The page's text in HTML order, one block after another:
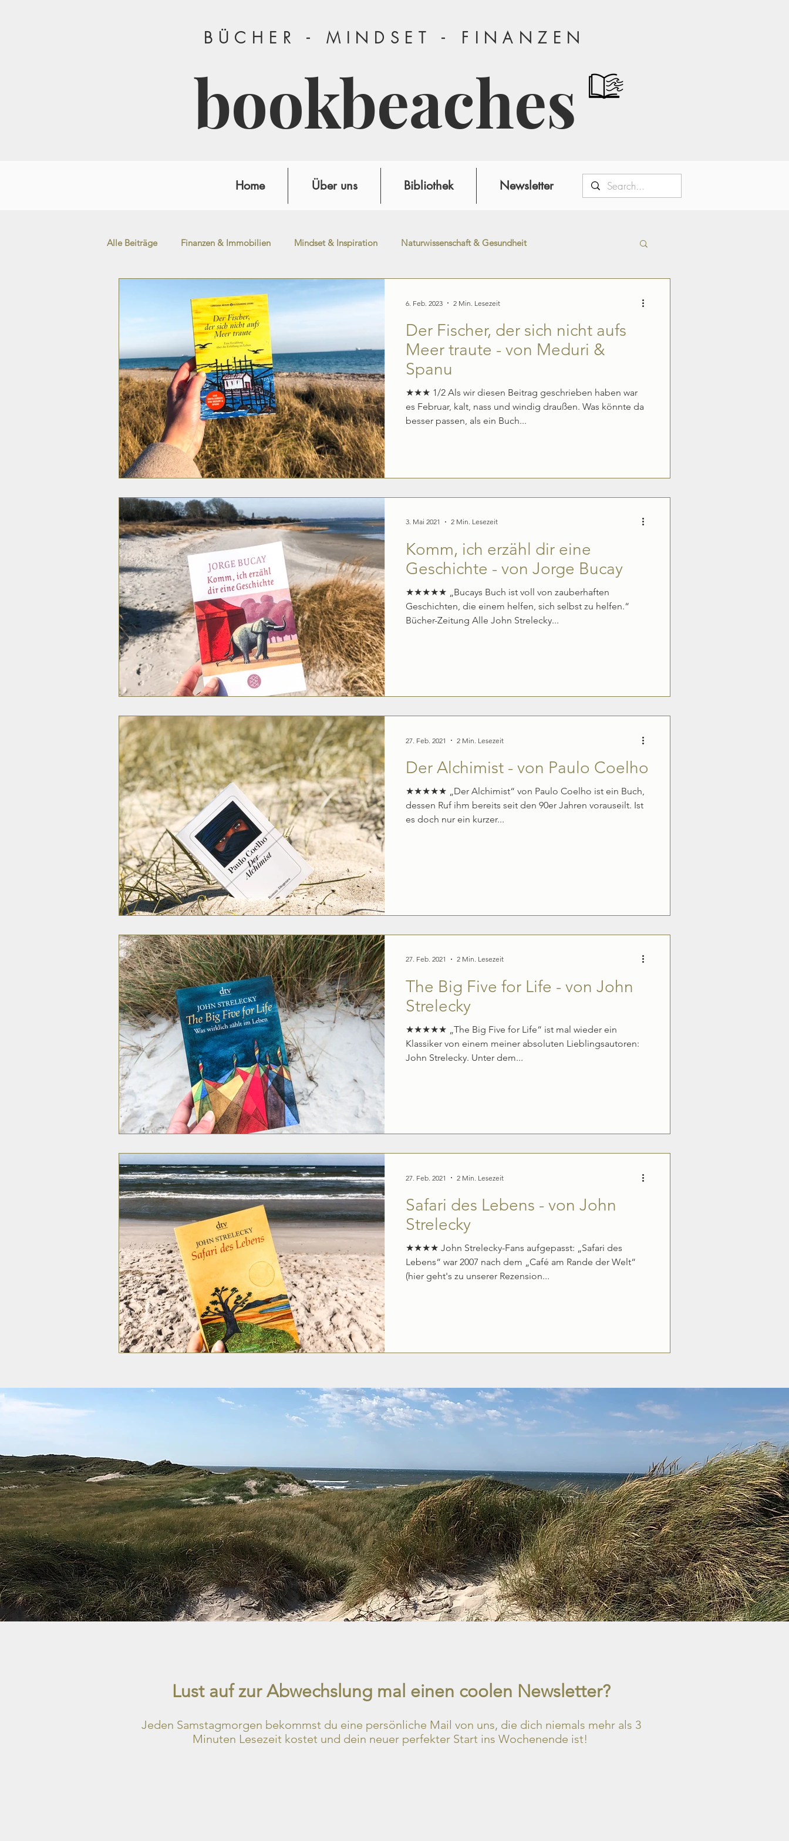
BÜCHER - MINDSET - FINANZEN
bookbeaches
Alle Beiträge Finanzen & Immobilien Mindset & Inspiration Naturwissenschaft & Gesundheit
Produktivität & Erfolg
Der Fischer, der sich nicht aufs
Meer traute - von Meduri &
Spanu
★★★ 1/2 Als wir diesen Beitrag geschrieben haben war
es Februar, kalt, nass und windig draußen. Was könnte da
besser passen, als ein Buch...
6. Feb. 2023 2 Min. Lesezeit
Komm, ich erzähl dir eine
Geschichte - von Jorge Bucay
★★★★★ „Bucays Buch ist voll von zauberhaften
Geschichten, die einem helfen, sich selbst zu helfen.“
Bücher-Zeitung Alle John Strelecky...
3. Mai 2021 2 Min. Lesezeit
Der Alchimist - von Paulo Coelho
★★★★★ „Der Alchimist“ von Paulo Coelho ist ein Buch,
dessen Ruf ihm bereits seit den 90er Jahren vorauseilt. Ist
es doch nur ein kurzer...
27. Feb. 2021 2 Min. Lesezeit
The Big Five for Life - von John
Strelecky
★★★★★ „The Big Five for Life“ ist mal wieder ein
Klassiker von einem meiner absoluten Lieblingsautoren:
John Strelecky. Unter dem...
27. Feb. 2021 2 Min. Lesezeit
Safari des Lebens - von John
Strelecky
★★★★ John Strelecky-Fans aufgepasst: „Safari des
Lebens“ war 2007 nach dem „Café am Rande der Welt“
(hier geht's zu unserer Rezension...
27. Feb. 2021 2 Min. Lesezeit
Home Über uns Bibliothek Newsletter
Lust auf zur Abwechslung mal einen coolen Newsletter?
Jeden Samstagmorgen bekommst du eine persönliche Mail von uns, die dich niemals mehr als 3
Minuten Lesezeit kostet und dein neuer perfekter Start ins Wochenende ist!